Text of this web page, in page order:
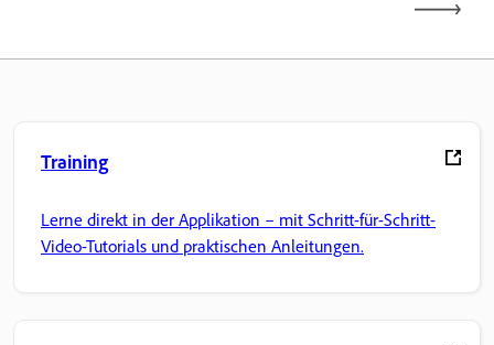
Training
Lerne direkt in der Applikation – mit Schritt-für-Schritt-
Video-Tutorials und praktischen Anleitungen.